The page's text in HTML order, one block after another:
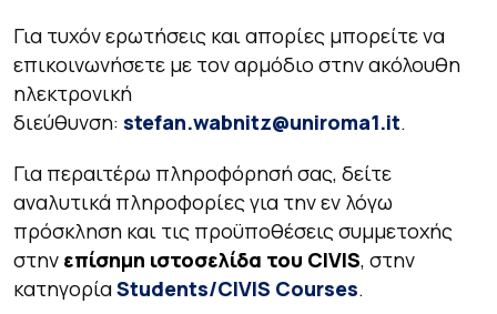
Για τυχόν ερωτήσεις και απορίες μπορείτε να
επικοινωνήσετε με τον αρμόδιο στην ακόλουθη
ηλεκτρονική
διεύθυνση: stefan.wabnitz@uniroma1.it.
Για περαιτέρω πληροφόρησή σας, δείτε
αναλυτικά πληροφορίες για την εν λόγω
πρόσκληση και τις προϋποθέσεις συμμετοχής
στην επίσημη ιστοσελίδα του CIVIS, στην
κατηγορίαStudents/CIVIS Courses.